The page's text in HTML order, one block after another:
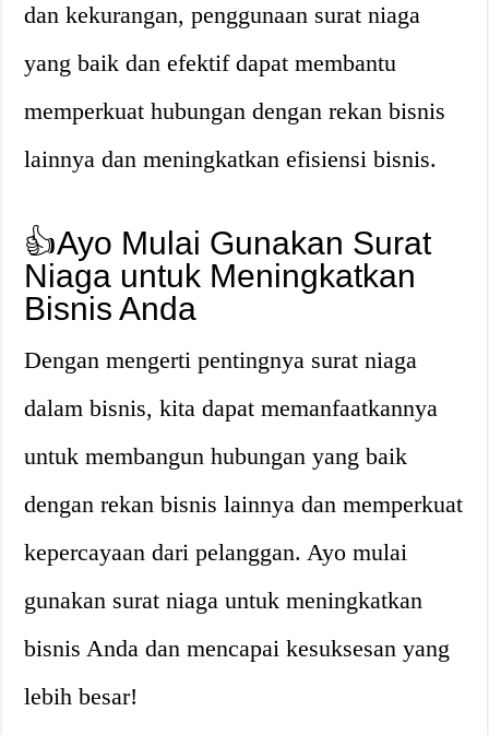
dan kekurangan, penggunaan surat niaga
yang baik dan efektif dapat membantu
memperkuat hubungan dengan rekan bisnis
lainnya dan meningkatkan efisiensi bisnis.
👍Ayo Mulai Gunakan Surat
Niaga untuk Meningkatkan
Bisnis Anda
Dengan mengerti pentingnya surat niaga
dalam bisnis, kita dapat memanfaatkannya
untuk membangun hubungan yang baik
dengan rekan bisnis lainnya dan memperkuat
kepercayaan dari pelanggan. Ayo mulai
gunakan surat niaga untuk meningkatkan
bisnis Anda dan mencapai kesuksesan yang
lebih besar!